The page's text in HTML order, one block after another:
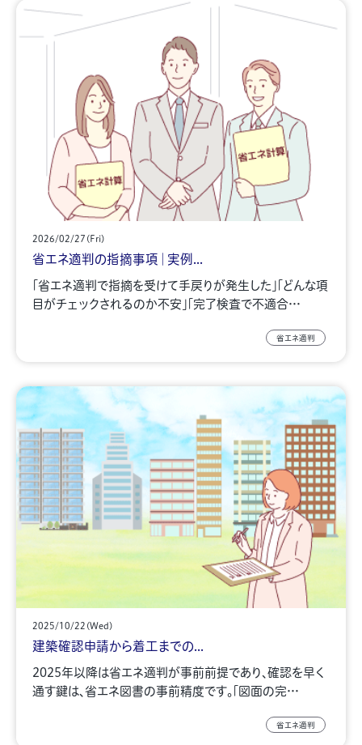
2026/02/27(Fri)
省エネ適判の指摘事項｜実例...
「省エネ適判で指摘を受けて手戻りが発生した」「どんな項
目がチェックされるのか不安」「完了検査で不適合…
省エネ適判
2025/10/22(Wed)
建築確認申請から着工までの...
2025年以降は省エネ適判が事前前提であり、確認を早く
通す鍵は、省エネ図書の事前精度です。「図面の完…
省エネ適判